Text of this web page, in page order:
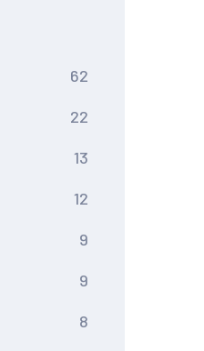
62
22
13
12
9
9
8